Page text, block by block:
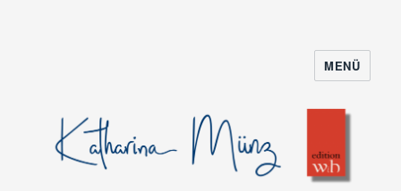
MENÜ